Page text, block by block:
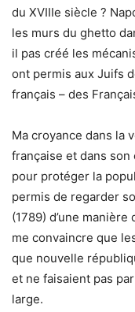
du XVIIIe siècle ?
les murs du ghetto
il pas créé les
ont permis aux Juifs
français – des
Ma croyance dans la
française et dans son
pour protéger la
permis de regarder
(1789) d’une
me convaincre que
que nouvelle
et ne faisaient pas
large.